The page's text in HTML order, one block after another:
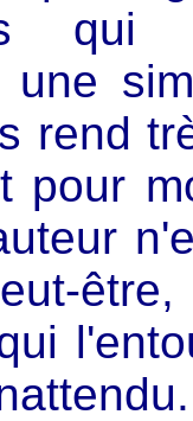
qui
une
rend
pour
être,